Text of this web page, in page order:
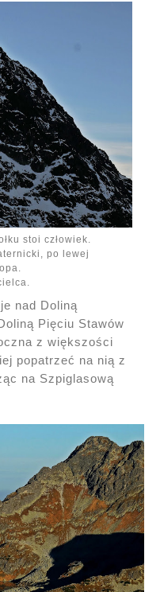
stoi człowiek.
po lewej
nad Doliną
Pięciu Stawów
z większości
popatrzeć na nią z
na Szpiglasową